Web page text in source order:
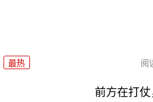
最热 阅
前方在打仗